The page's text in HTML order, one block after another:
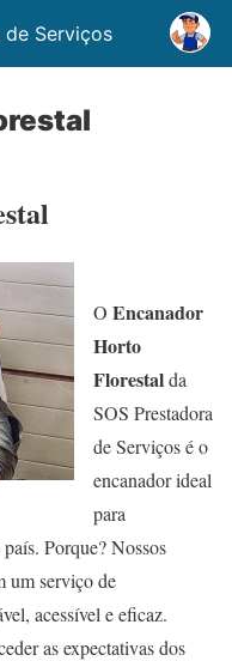
de Serviços
O Encanador
Horto
Florestalda
SOS Prestadora
de Serviços é o
encanador ideal
para
Porque? Nossos
um serviço de
acessível e eficaz.
as expectativas dos